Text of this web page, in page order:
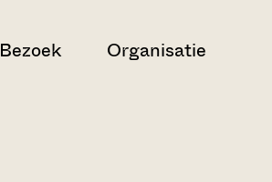
Bezoek Organisatie